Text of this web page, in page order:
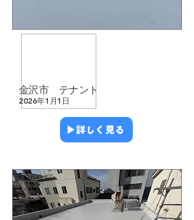
​金沢市 テナント
2026年1月1日
▶︎詳しく見る